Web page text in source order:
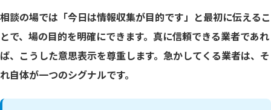
相談の場では「今日は情報収集が目的です」と最初に伝えるこ
とで、場の目的を明確にできます。真に信頼できる業者であれ
ば、こうした意思表示を尊重します。急かしてくる業者は、そ
れ自体が一つのシグナルです。